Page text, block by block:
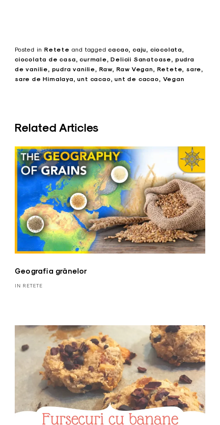
Posted in Retete and taggedcacao caju ciocolata
ciocolata de casa curmale Delicii Sanatoase pudra
de vanilie
pudra vanilie Raw Raw Vegan Retete sare
sare de Himalaya unt cacao unt de cacao Vegan
Related Articles
Geografia grânelor
IN RETETE